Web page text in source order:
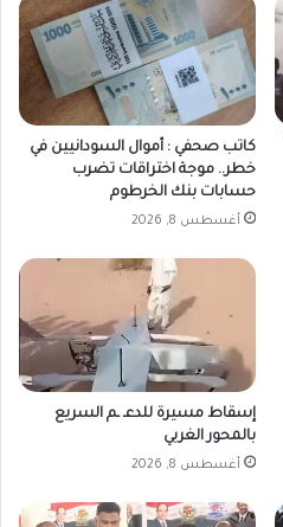
كاتب صحفي : أموال السودانيين في
خطر.. موجة اختراقات تضرب
حسابات بنك الخرطوم
أغسطس 8, 2026
إسقاط مسيرة للدعـ ـم السريع
بالمحور الغربي
أغسطس 8, 2026